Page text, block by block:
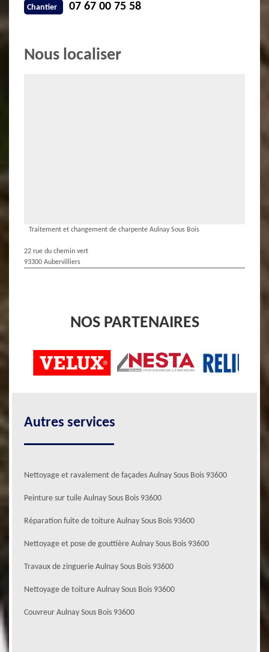
Chantier 07 67 00 75 58
Nous localiser
Traitement et changement de charpente Aulnay Sous Bois
22 rue du chemin vert
93300 Aubervilliers
NOS PARTENAIRES
Autres services
Nettoyage et ravalement de façades Aulnay Sous Bois 93600
Peinture sur tuile Aulnay Sous Bois 93600
Réparation fuite de toiture Aulnay Sous Bois 93600
Nettoyage et pose de gouttière Aulnay Sous Bois 93600
Travaux de zinguerie Aulnay Sous Bois 93600
Nettoyage de toiture Aulnay Sous Bois 93600
Couvreur Aulnay Sous Bois 93600